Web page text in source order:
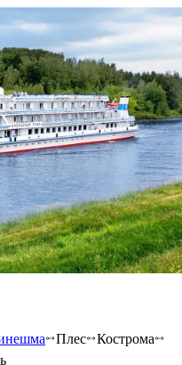
Плес
Кострома